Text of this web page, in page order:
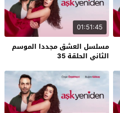
01:51:45
مسلسل العشق مجددا الموسم
الثاني الحلقة 35